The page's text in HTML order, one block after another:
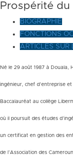
Prospérité du
BIOGRAPHIE
FONCTIONS
ARTICLES SUR
Né le 29 août 1987 à Douala,
ingénieur, chef d’entreprise
Baccalauréat au collège
où il poursuit des études
un certificat en gestion des
de l’Association des